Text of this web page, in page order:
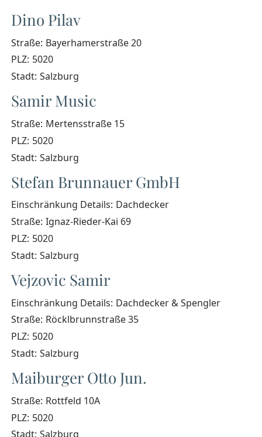
Dino Pilav
Straße: Bayerhamerstraße 20
PLZ: 5020
Stadt: Salzburg
Samir Music
Straße: Mertensstraße 15
PLZ: 5020
Stadt: Salzburg
Stefan Brunnauer GmbH
Einschränkung Details: Dachdecker
Straße: Ignaz-Rieder-Kai 69
PLZ: 5020
Stadt: Salzburg
Vejzovic Samir
Einschränkung Details: Dachdecker & Spengler
Straße: Röcklbrunnstraße 35
PLZ: 5020
Stadt: Salzburg
Maiburger Otto Jun.
Straße: Rottfeld 10A
PLZ: 5020
Stadt: Salzburg